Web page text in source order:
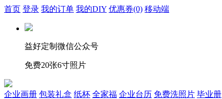
首页 登录 我的订单 我的DIY 优惠券(0) 移动端
益好定制微信公众号
免费20张6寸照片
企业画册 包装礼盒 纸杯 全家福 企业台历 免费洗照片 毕业册